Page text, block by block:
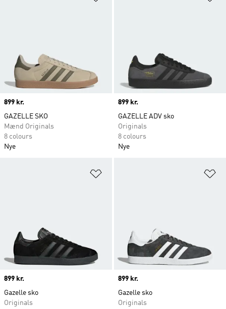
Price
899 kr.
GAZELLE SKO
Mænd Originals
8 colours
Nye
Price
899 kr.
GAZELLE ADV sko
Originals
8 colours
Nye
Price
899 kr.
Gazelle sko
Originals
Price
899 kr.
Gazelle sko
Originals